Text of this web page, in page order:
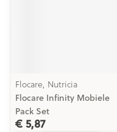
Flocare, Nutricia
Flocare Infinity Mobiele
Pack Set
€ 5,87